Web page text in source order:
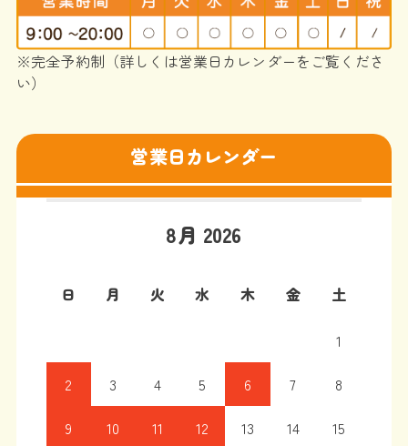
※完全予約制（詳しくは営業日カレンダーをご覧くださ
い）
営業日カレンダー
8月 2026
日 月 火 水 木 金 土
1
2
3 4 5 6 7
8
9
10 11 12 13 14
15